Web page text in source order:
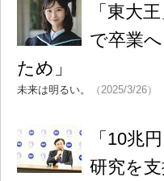
「東大
で卒業
ため」
未来は明るい。 （2025/3/26）
「10兆
研究を